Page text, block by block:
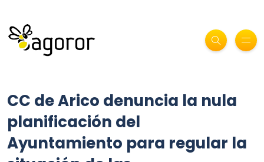
CC de Arico denuncia la nula
planificación del
Ayuntamiento para regular la